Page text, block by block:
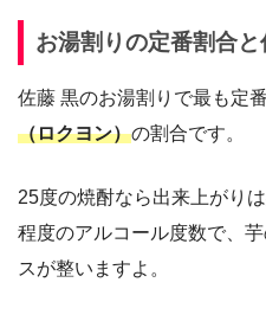
お湯割りの定番割合
佐藤 黒のお湯割りで最も定番
（ロクヨン）の割合です。
25度の焼酎なら出来上がり
程度のアルコール度数で、
スが整いますよ。